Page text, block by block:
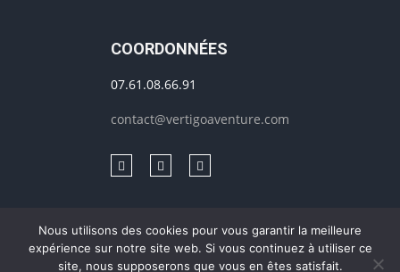
COORDONNÉES
07.61.08.66.91
contact@vertigoaventure.com
Mentions légales & RGPD© 2020-2021, CréationMédiaXV| Tous
Nous utilisons des cookies pour vous garantir la meilleure
expérience sur notre site web. Si vous continuez à utiliser ce
site, nous supposerons que vous en êtes satisfait.